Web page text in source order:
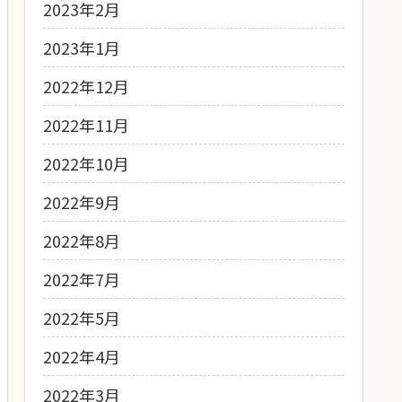
2023年2月
2023年1月
2022年12月
2022年11月
2022年10月
2022年9月
2022年8月
2022年7月
2022年5月
2022年4月
2022年3月